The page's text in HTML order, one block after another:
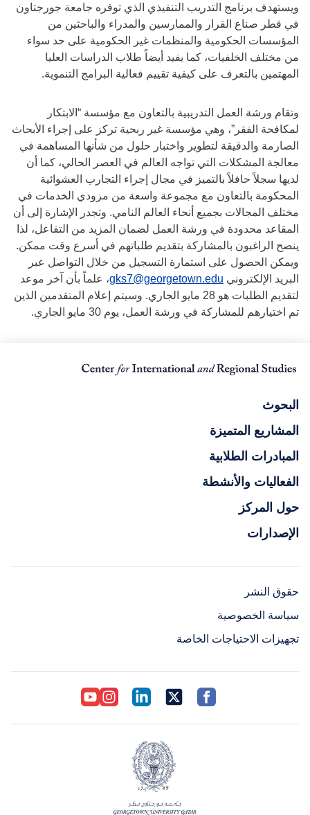
ويستهدف برنامج التدريب التنفيذي الذي توفره جامعة جورجتاون
في قطر صناع القرار والممارسين والمدراء والباحثين من
المؤسسات الحكومية والمنظمات غير الحكومية على حد سواء
من مختلف الخلفيات، كما يفيد أيضاً طلاب الدراسات العليا
المهتمين بالتعرف على كيفية تقييم فعالية البرامج التنموية.
وتقام ورشة العمل التدريبية بالتعاون مع مؤسسة “الابتكار
لمكافحة الفقر”، وهي مؤسسة غير ربحية تركز على إجراء الأبحاث
الصارمة والدقيقة لتطوير واختبار حلول من شأنها المساهمة في
معالجة المشكلات التي تواجه العالم في العصر الحالي، كما أن
لديها سجلاً حافلاً بالتميز في مجال إجراء التجارب العشوائية
المحكومة بالتعاون مع مجموعة واسعة من مزودي الخدمات في
مختلف المجالات بجميع أنحاء العالم النامي. وتجدر الإشارة إلى أن
المقاعد محدودة في ورشة العمل لضمان المزيد من التفاعل، لذا
ينصح الراغبون بالمشاركة بتقديم طلباتهم في أسرع وقت ممكن.
ويمكن الحصول على استمارة التسجيل من خلال التواصل عبر
البريد الإلكتروني gks7@georgetown.edu، علماً بأن آخر موعد
لتقديم الطلبات هو 28 مايو الجاري. وسيتم إعلام المتقدمين الذين
تم اختيارهم للمشاركة في ورشة العمل، يوم 30 مايو الجاري.
البحوث
المشاريع المتميزة
المبادرات الطلابية
الفعاليات والأنشطة
حول المركز
الإصدارات
حقوق النشر
سياسة الخصوصية
تجهيزات الاحتياجات الخاصة